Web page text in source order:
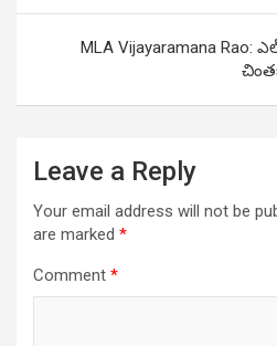
MLA Vijayaramana
Leave a Reply
Your email address will not be
are marked *
Comment *